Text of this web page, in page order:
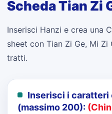
Scheda Tian Zi
Inserisci Hanzi e crea una
sheet con Tian Zi Ge, Mi
tratti.
Inserisci i
(massimo 200):